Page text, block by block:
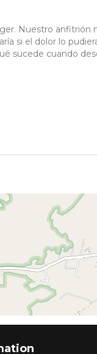
Nuestro anfitrión
si el dolor lo
sucede cuando